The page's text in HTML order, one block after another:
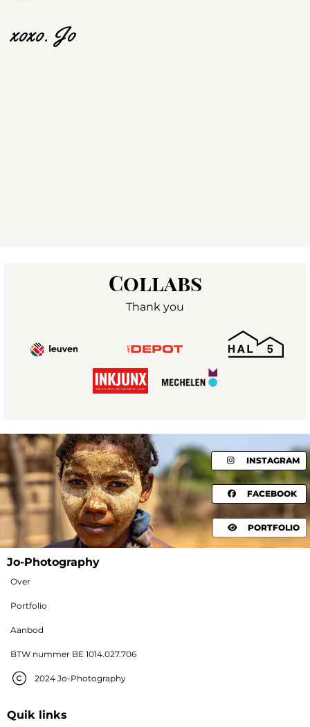
xoxo. Jo
Collabs
Thank you
INSTAGRAM
FACEBOOK
PORTFOLIO
Jo-Photography
Over
Portfolio
Aanbod
BTW nummer BE 1014.027.706
2024 Jo-Photography
Quik links